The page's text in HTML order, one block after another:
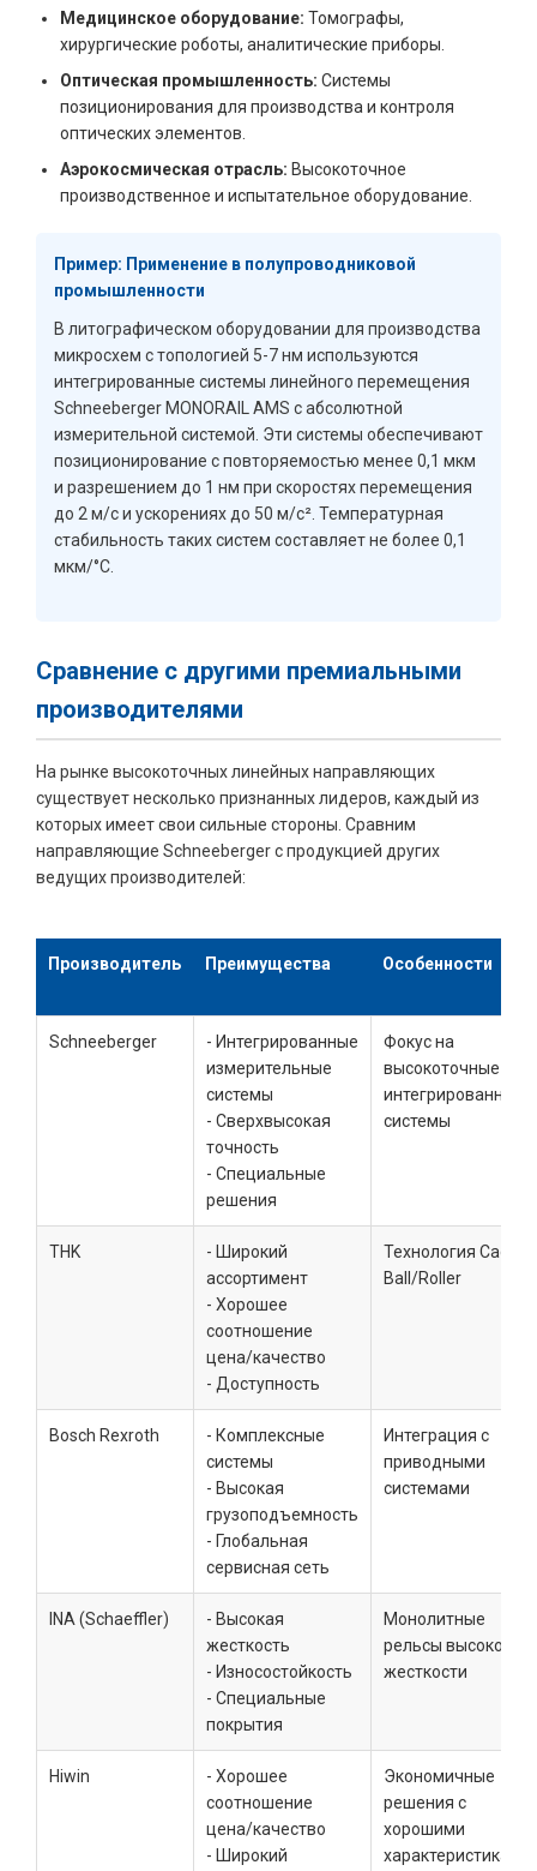
Медицинское оборудование: Томографы,
хирургические роботы, аналитические приборы.
Оптическая промышленность: Системы
позиционирования для производства и контроля
оптических элементов.
Аэрокосмическая отрасль: Высокоточное
производственное и испытательное оборудование.
Пример: Применение в полупроводниковой
промышленности
В литографическом оборудовании для производства
микросхем с топологией 5-7 нм используются
интегрированные системы линейного перемещения
Schneeberger MONORAIL AMS с абсолютной
измерительной системой. Эти системы обеспечивают
позиционирование с повторяемостью менее 0,1 мкм
и разрешением до 1 нм при скоростях перемещения
до 2 м/с и ускорениях до 50 м/с². Температурная
стабильность таких систем составляет не более 0,1
мкм/°C.
Сравнение с другими премиальными
производителями
На рынке высокоточных линейных направляющих
существует несколько признанных лидеров, каждый из
которых имеет свои сильные стороны. Сравним
направляющие Schneeberger с продукцией других
ведущих производителей:
Производитель Преимущества Особенности
Schneeberger
- Интегрированные
измерительные
системы
- Сверхвысокая
точность
- Специальные
решения
Фокус на
высокоточные
интегрированные
системы
THK
- Широкий
ассортимент
- Хорошее
соотношение
цена/качество
- Доступность
Технология Caged
Ball/Roller
Bosch Rexroth
- Комплексные
системы
- Высокая
грузоподъемность
- Глобальная
сервисная сеть
Интеграция с
приводными
системами
INA (Schaeffler)
- Высокая
жесткость
- Износостойкость
- Специальные
покрытия
Монолитные
рельсы высокой
жесткости
Hiwin
- Хорошее
соотношение
цена/качество
- Широкий
Экономичные
решения с
хорошими
характеристиками